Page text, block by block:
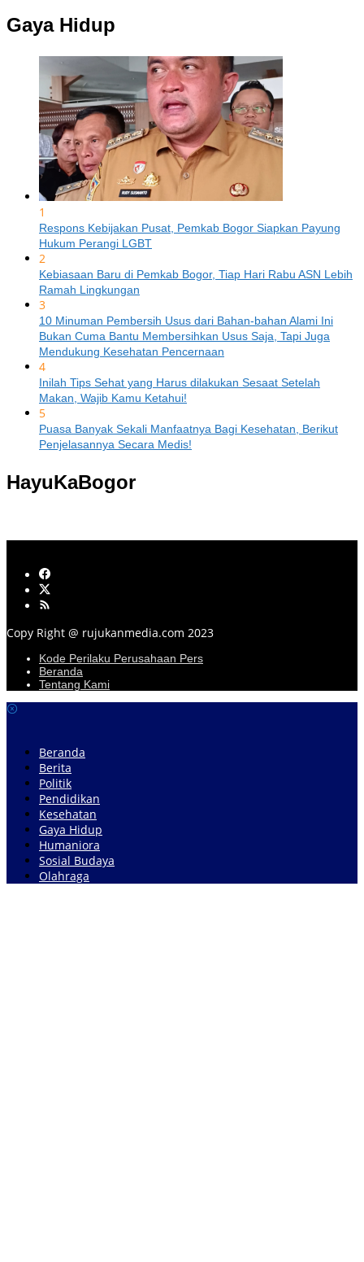
Gaya Hidup
1
Respons Kebijakan Pusat, Pemkab Bogor Siapkan Payung
Hukum Perangi LGBT
2
Kebiasaan Baru di Pemkab Bogor, Tiap Hari Rabu ASN Lebih
Ramah Lingkungan
3
10 Minuman Pembersih Usus dari Bahan-bahan Alami Ini
Bukan Cuma Bantu Membersihkan Usus Saja, Tapi Juga
Mendukung Kesehatan Pencernaan
4
Inilah Tips Sehat yang Harus dilakukan Sesaat Setelah
Makan, Wajib Kamu Ketahui!
5
Puasa Banyak Sekali Manfaatnya Bagi Kesehatan, Berikut
Penjelasannya Secara Medis!
HayuKaBogor
Copy Right @ rujukanmedia.com 2023
Kode Perilaku Perusahaan Pers
Beranda
Tentang Kami
Beranda
Berita
Politik
Pendidikan
Kesehatan
Gaya Hidup
Humaniora
Sosial Budaya
Olahraga